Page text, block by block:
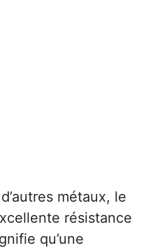
métaux, le
résistance
qu’une